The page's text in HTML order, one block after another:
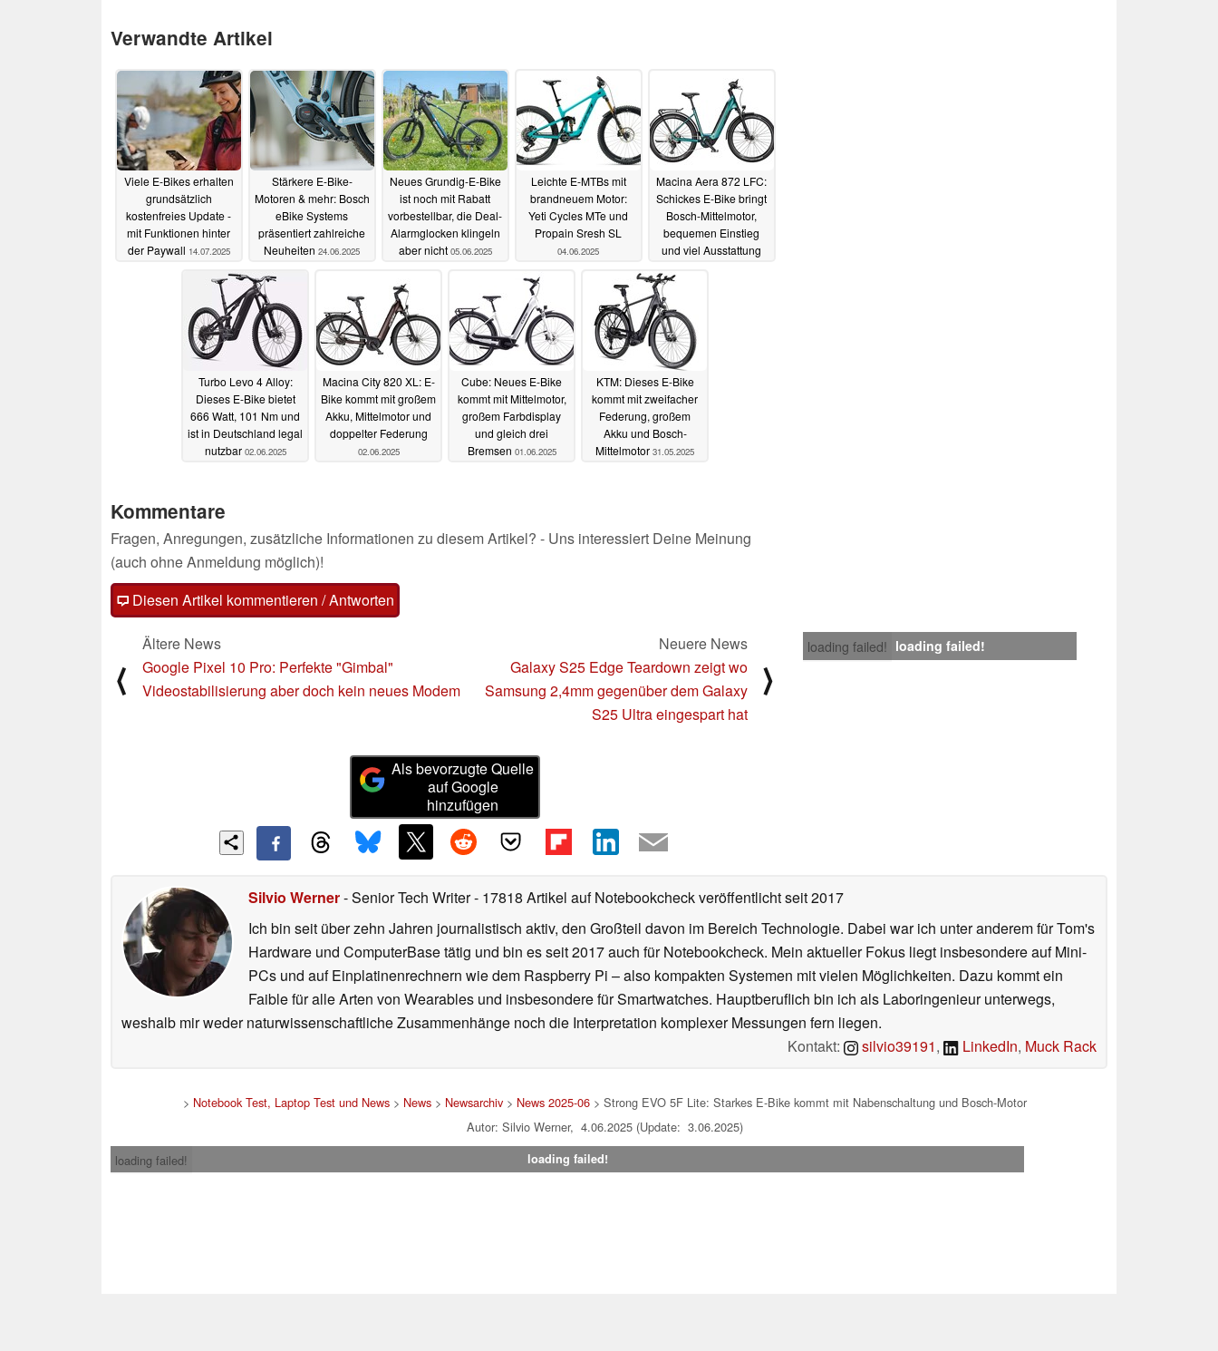
Verwandte Artikel
Viele E-Bikes erhalten
grundsätzlich
kostenfreies Update -
mit Funktionen hinter
der Paywall 14.07.2025
Stärkere E-Bike-
Motoren & mehr: Bosch
eBike Systems
präsentiert zahlreiche
Neuheiten 24.06.2025
Neues Grundig-E-Bike
ist noch mit Rabatt
vorbestellbar, die Deal-
Alarmglocken klingeln
aber nicht 05.06.2025
Leichte E-MTBs mit
brandneuem Motor:
Yeti Cycles MTe und
Propain Sresh SL
04.06.2025
Macina Aera 872 LFC:
Schickes E-Bike bringt
Bosch-Mittelmotor,
bequemen Einstieg
und viel Ausstattung
Turbo Levo 4 Alloy:
Dieses E-Bike bietet
666 Watt, 101 Nm und
ist in Deutschland legal
nutzbar 02.06.2025
Macina City 820 XL: E-
Bike kommt mit großem
Akku, Mittelmotor und
doppelter Federung
02.06.2025
Cube: Neues E-Bike
kommt mit Mittelmotor,
großem Farbdisplay
und gleich drei
Bremsen 01.06.2025
KTM: Dieses E-Bike
kommt mit zweifacher
Federung, großem
Akku und Bosch-
Mittelmotor 31.05.2025
Kommentare
Fragen, Anregungen, zusätzliche Informationen zu diesem Artikel? - Uns interessiert Deine Meinung
(auch ohne Anmeldung möglich)!
Diesen Artikel kommentieren / Antworten
loading failed! loading failed!
⟨
Ältere News
Google Pixel 10 Pro: Perfekte "Gimbal"
Videostabilisierung aber doch kein neues Modem
Neuere News
Galaxy S25 Edge Teardown zeigt wo
Samsung 2,4mm gegenüber dem Galaxy
S25 Ultra eingespart hat
⟩
Als bevorzugte Quelle
auf Google
hinzufügen
Silvio Werner- Senior Tech Writer- 17818 Artikel auf Notebookcheck veröffentlichtseit 2017
Ich bin seit über zehn Jahren journalistisch aktiv, den Großteil davon im Bereich Technologie. Dabei war ich unter anderem für Tom's
Hardware und ComputerBase tätig und bin es seit 2017 auch für Notebookcheck. Mein aktueller Fokus liegt insbesondere auf Mini-
PCs und auf Einplatinenrechnern wie dem Raspberry Pi – also kompakten Systemen mit vielen Möglichkeiten. Dazu kommt ein
Faible für alle Arten von Wearables und insbesondere für Smartwatches. Hauptberuflich bin ich als Laboringenieur unterwegs,
weshalb mir weder naturwissenschaftliche Zusammenhänge noch die Interpretation komplexer Messungen fern liegen.
Kontakt:
silvio39191, LinkedIn, Muck Rack
> Notebook Test, Laptop Test und News> News> Newsarchiv> News 2025-06> Strong EVO 5F Lite: Starkes E-Bike kommt mit Nabenschaltung und Bosch-Motor
Autor: Silvio Werner, 4.06.2025 (Update: 3.06.2025)
loading failed!
loading failed!